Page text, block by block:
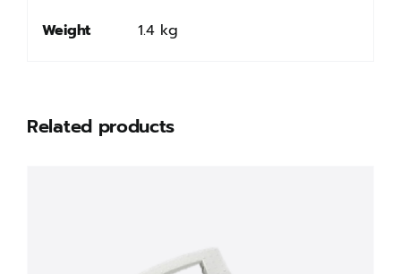
Weight 1.4 kg
Related products